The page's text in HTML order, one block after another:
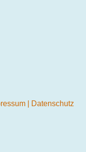
Datenschutz